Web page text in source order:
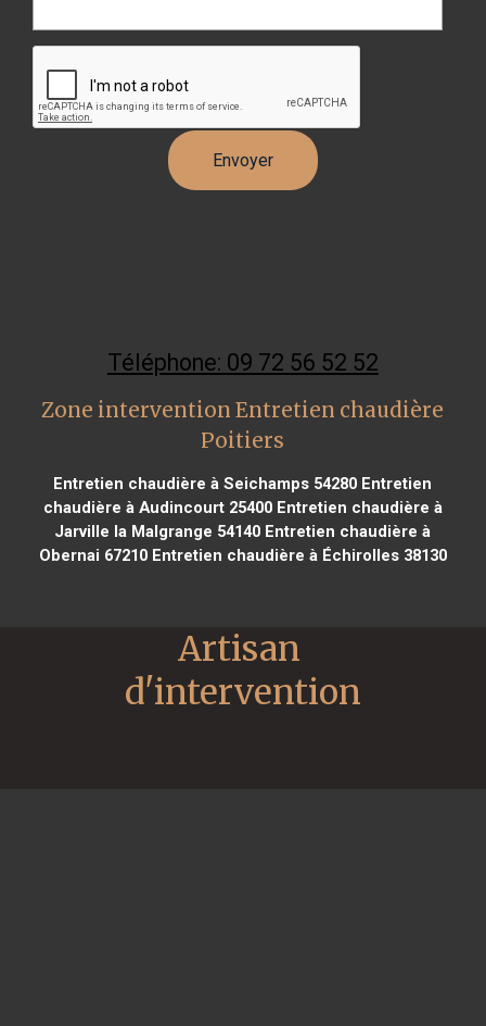
Téléphone: 09 72 56 52 52
Zone intervention Entretien chaudière
Poitiers
Entretien chaudière à Seichamps 54280 Entretien
chaudière à Audincourt 25400Entretien chaudière à
Jarville la Malgrange 54140 Entretien chaudière à
Obernai 67210Entretien chaudière à Échirolles 38130
Artisan
d'intervention